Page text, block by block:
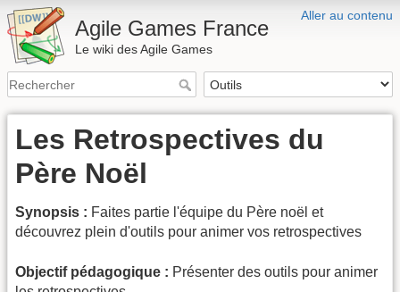
Aller au contenu
Agile Games France
Le wiki des Agile Games
Les Retrospectives du
Père Noël
Synopsis : Faites partie l'équipe du Père noël et
découvrez plein d'outils pour animer vos retrospectives
Objectif pédagogique : Présenter des outils pour animer